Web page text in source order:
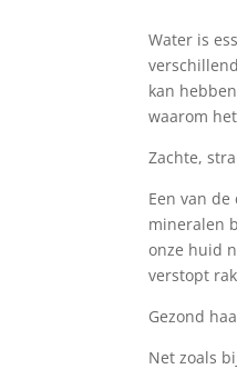
Water is
kan
waarom
Zachte,
Een van
mineralen
onze huid
verstopt
Gezond
Net zoals